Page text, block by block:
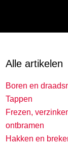
Alle artikelen
Boren en
Tappen
Frezen,
ontbramen
Hakken en